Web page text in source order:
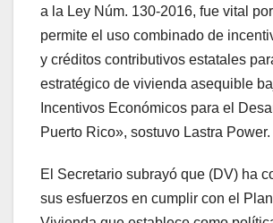
a la Ley Núm. 130-2016, fue vital
permite el uso combinado de
y créditos contributivos estatales
estratégico de vivienda asequible
Incentivos Económicos para el
Puerto Rico», sostuvo Lastra Power.
El Secretario subrayó que (DV) ha
sus esfuerzos en cumplir con el